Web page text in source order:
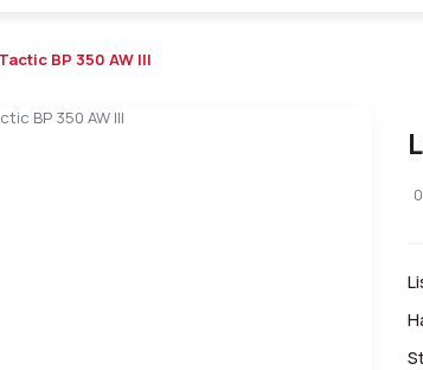
BP 350 AW III